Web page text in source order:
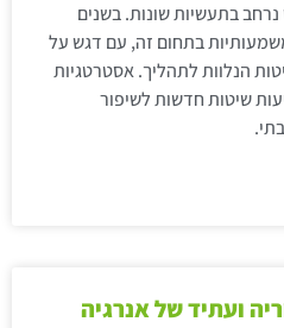
בתעשיות שונות. בשנים
בתחום זה, עם דגש על
הנלוות לתהליך. אסטרטגיות
שיטות חדשות לשיפור
ועתיד של אנרגיה